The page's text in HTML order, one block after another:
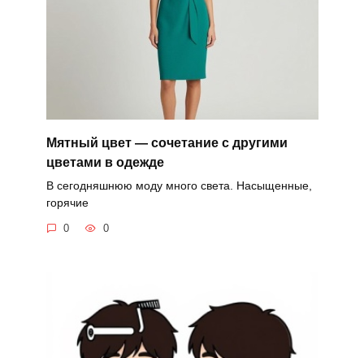
Мятный цвет — сочетание с другими
цветами в одежде
В сегодняшнюю моду много света. Насыщенные,
горячие
0 0